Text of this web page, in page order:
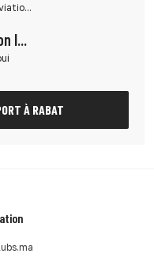
I...
À RABAT